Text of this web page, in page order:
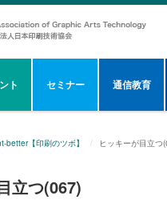
ト セミナー 通信教育
better【印刷のツボ】 ヒッキーが目立つ
立つ(067)